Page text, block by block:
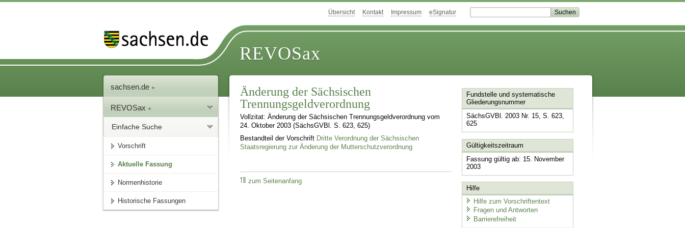
Übersicht Kontakt Impressum eSignatur
REVOSax
sachsen.de
REVOSax
Einfache Suche
Vorschrift
Aktuelle Fassung
Normenhistorie
Historische Fassungen
Änderung der Sächsischen
Trennungsgeldverordnung
Vollzitat: Änderung der Sächsischen Trennungsgeldverordnung vom
24. Oktober 2003 (SächsGVBl. S. 623, 625)
Bestandteil der Vorschrift Dritte Verordnung der Sächsischen
Staatsregierung zur Änderung der Mutterschutzverordnung
zum Seitenanfang
Fundstelle und systematische
Gliederungsnummer
SächsGVBl. 2003 Nr. 15, S. 623,
625
Gültigkeitszeitraum
Fassung gültig ab: 15. November
2003
Hilfe
Hilfe zum Vorschriftentext
Fragen und Antworten
Barrierefreiheit